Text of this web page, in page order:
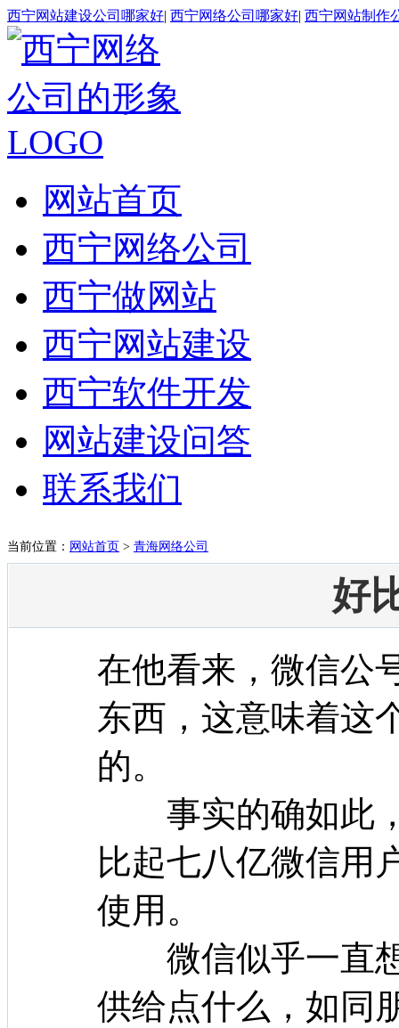
西宁网站建设公司哪家好| 西宁网络公司哪家好| 西宁网站制作
网站首页
西宁网络公司
西宁做网站
西宁网站建设
西宁软件开发
网站建设问答
联系我们
当前位置： 网站首页 > 青海网络公司
好
在他看来，微信公
东西，这意味着这
的。
事实的确如此
比起七八亿微信用
使用。
微信似乎一直想
供给点什么，如同